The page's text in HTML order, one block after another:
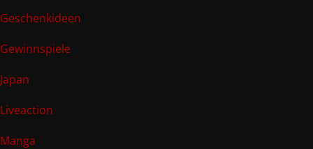
Geschenkideen
Gewinnspiele
Japan
Liveaction
Manga